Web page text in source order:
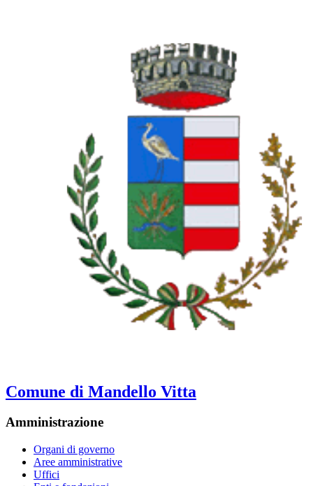
Comune di Mandello Vitta
Amministrazione
Organi di governo
Aree amministrative
Uffici